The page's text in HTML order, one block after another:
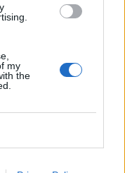
my
the